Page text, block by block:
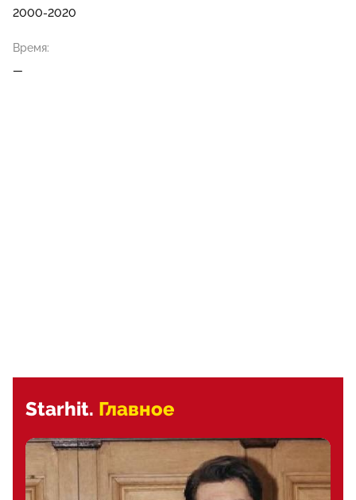
2000-2020
Время:
—
Starhit. Главное